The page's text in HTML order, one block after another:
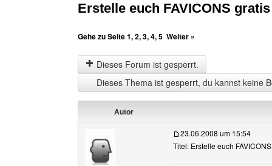
Erstelle euch FAVICONS gratis
Gehe zu Seite1,2,3,4,5 Weiter »
Dieses Forum ist gesperrt.
Dieses Thema ist gesperrt, du kannst keine
Autor
23.06.2008 um 15:54
Titel: Erstelle euch